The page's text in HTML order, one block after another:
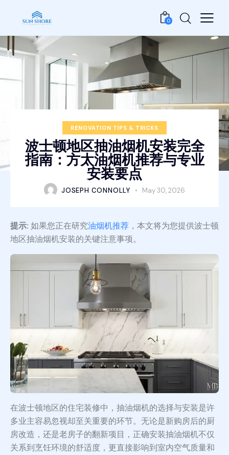
0
RENOVATION TIPS & TRICKS
波士顿地区抽油烟机安装完全
指南：方太油烟机推荐与专业
安装要点
JOSEPH CONNOLLY May 30, 2026
提示: 如果您正在研究油烟机推荐 ，本文将为您提供波士顿
地区抽油烟机安装的关键注意事项。
在波士顿地区的住宅装修中，抽油烟机的选择与安装是许
多业主容易忽视却至关重要的环节。无论是新购房后的厨
房改造，还是老房子的翻新项目，正确安装抽油烟机不仅
关系到烹饪环境的舒适度，更直接影响到室内空气质量和